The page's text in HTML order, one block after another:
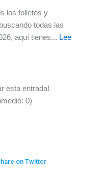
los folletos y
todas las
aquí tienes... Lee
esta entrada!
0)
on Twitter